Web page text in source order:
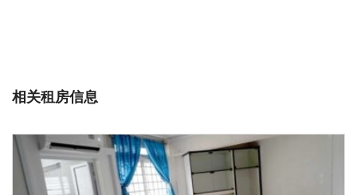
相关租房信息